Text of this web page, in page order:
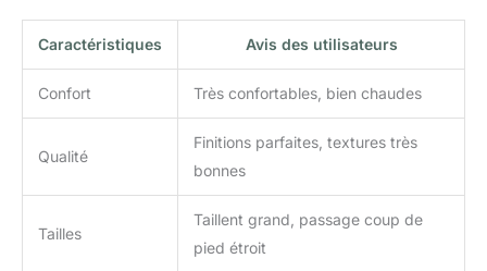
Caractéristiques Avis des utilisateurs
Confort Très confortables, bien chaudes
Qualité
Finitions parfaites, textures très
bonnes
Tailles
Taillent grand, passage coup de
pied étroit